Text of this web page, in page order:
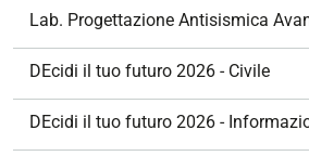
Lab. Progettazione Antisismica
DEcidi il tuo futuro 2026 - Civile
DEcidi il tuo futuro 2026 -